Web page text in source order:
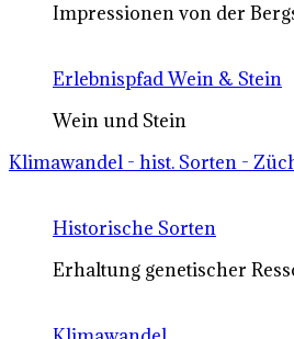
Impressionen von der
Erlebnispfad Wein & Stein
Wein und Stein
Klimawandel - hist. Sorten -
Historische Sorten
Erhaltung genetischer